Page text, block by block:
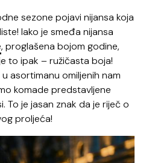
sezone pojavi nijansa koja
Iako je smeđa nijansa
, proglašena bojom godine,
to ipak – ružičasta boja!
asortimanu omiljenih nam
komade predstavljene
To je jasan znak da je riječ o
proljeća!